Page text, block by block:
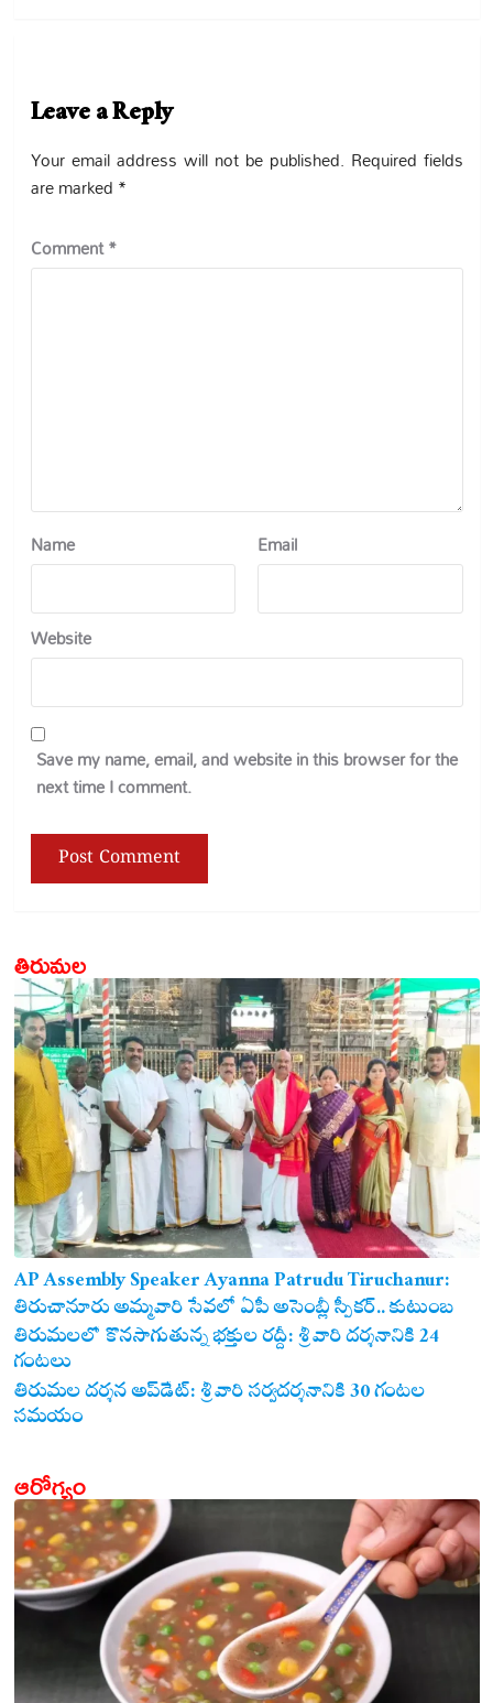
Leave a Reply
Your email address will not be published. Required fields
are marked *
Comment*
Name Email
Website
Save my name, email, and website in this browser for the
next time I comment.
తిరుమల
AP Assembly Speaker Ayanna Patrudu Tiruchanur:
తిరుచానూరు అమ్మవారి సేవలో ఏపీ అసెంబ్లీ స్పీకర్.. కుటుంబ
సమేతంగా దర్శించుకున్న అయ్యన్నపాత్రుడు!
తిరుమలలో కొనసాగుతున్న భక్తుల రద్దీ: శ్రీవారి దర్శనానికి 24
గంటలు
తిరుమల దర్శన అప్‌డేట్: శ్రీవారి సర్వదర్శనానికి 30 గంటల
సమయం
ఆరోగ్యం